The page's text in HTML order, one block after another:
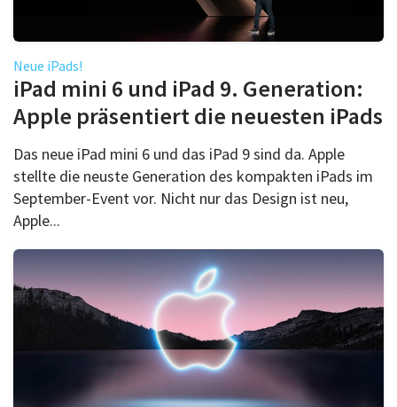
Neue iPads!
iPad mini 6 und iPad 9. Generation:
Apple präsentiert die neuesten iPads
Das neue iPad mini 6 und das iPad 9 sind da. Apple
stellte die neuste Generation des kompakten iPads im
September-Event vor. Nicht nur das Design ist neu,
Apple...